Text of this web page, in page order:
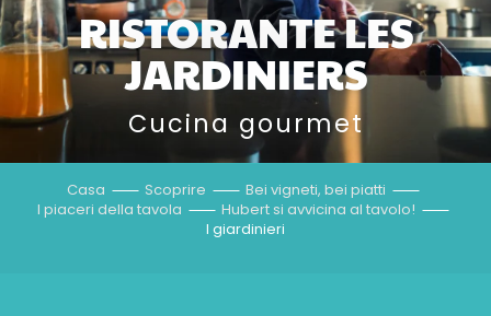
RISTORANTE LES
JARDINIERS
Cucina gourmet
Casa Scoprire
Bei vigneti, bei piatti
I piaceri della tavola
Hubert si avvicina al tavolo!
I giardinieri